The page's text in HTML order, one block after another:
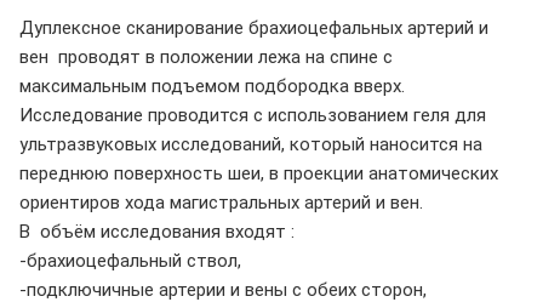
Дуплексное сканирование брахиоцефальных артерий и
вен проводят в положении лежа на спине с
максимальным подъемом подбородка вверх.
Исследование проводится с использованием геля для
ультразвуковых исследований, который наносится на
переднюю поверхность шеи, в проекции анатомических
ориентиров хода магистральных артерий и вен.
В объём исследования входят :
-брахиоцефальный ствол,
-подключичные артерии и вены с обеих сторон,